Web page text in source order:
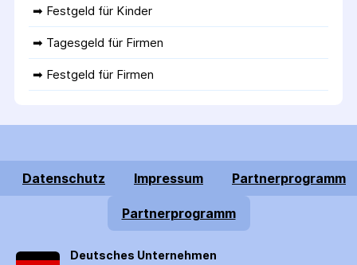
➡ Festgeld für Kinder
➡ Tagesgeld für Firmen
➡ Festgeld für Firmen
Datenschutz Impressum Partnerprogramm
Partnerprogramm
Deutsches Unternehmen